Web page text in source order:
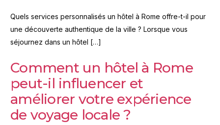
Quels services personnalisés un hôtel à Rome offre-t-il pour
une découverte authentique de la ville ? Lorsque vous
séjournez dans un hôtel […]
Comment un hôtel à Rome
peut-il influencer et
améliorer votre expérience
de voyage locale ?